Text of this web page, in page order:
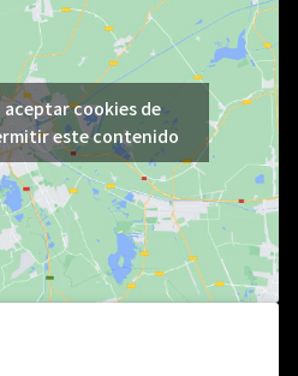
aceptar cookies de
este contenido